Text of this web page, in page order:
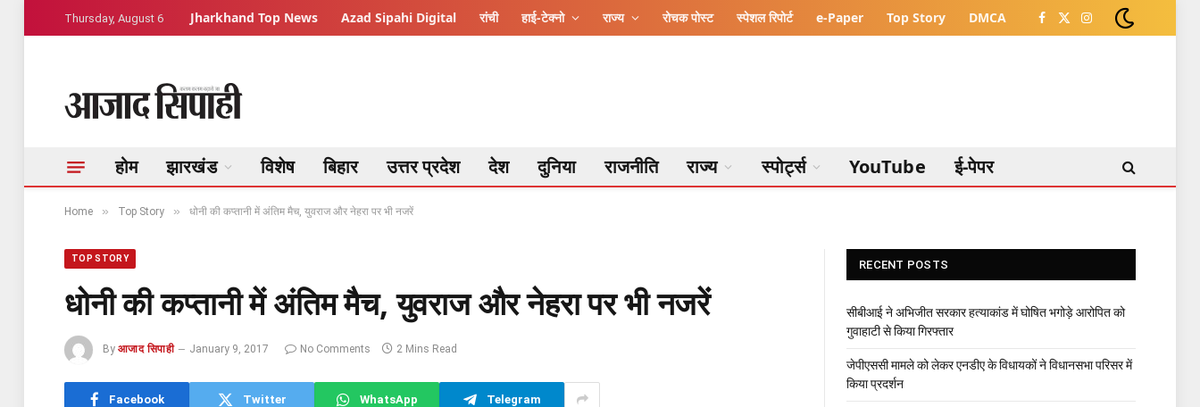
Thursday, August 6 Jharkhand Top News Azad Sipahi Digital रांची हाई-टेक्नो राज्य रोचक पोस्ट स्पेशल रिपोर्ट e-Paper Top Story DMCA Facebook
X
Instagram
होम झारखंड विशेष बिहार उत्तर प्रदेश देश दुनिया राजनीति राज्य स्पोर्ट्स YouTube ई-पेपर
Home » Top Story » धोनी की कप्तानी में अंतिम मैच, युवराज और नेहरा पर भी नजरें
TOP STORY
धोनी की कप्तानी में अंतिम मैच, युवराज और नेहरा पर भी नजरें
By आजाद सिपाही January 9, 2017 No Comments 2 Mins Read
Facebook Twitter WhatsApp Telegram
RECENT POSTS
सीबीआई ने अभिजीत सरकार हत्याकांड में घोषित भगोड़े आरोपित को
गुवाहाटी से किया गिरफ्तार
जेपीएससी मामले को लेकर एनडीए के विधायकों ने विधानसभा परिसर में
किया प्रदर्शन